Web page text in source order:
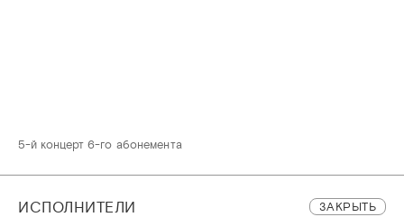
5-й концерт 6-го абонемента
ИСПОЛНИТЕЛИ ЗАКРЫТЬ